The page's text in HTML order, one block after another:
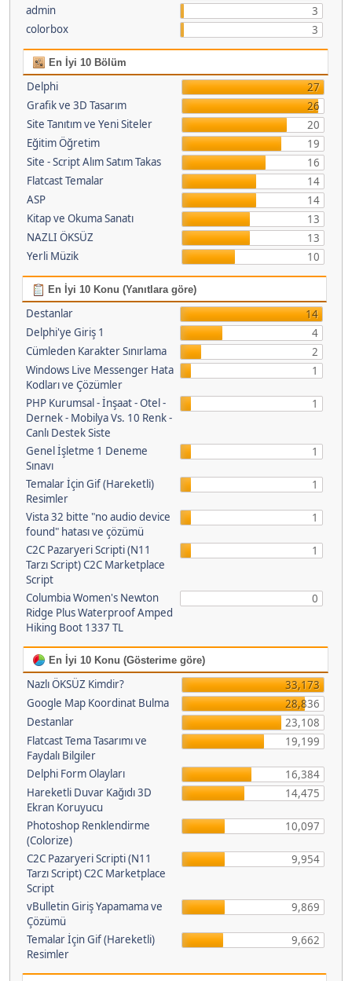
admin
3
colorbox
3
En İyi 10 Bölüm
Delphi
27
Grafik ve 3D Tasarım
26
Site Tanıtım ve Yeni Siteler
20
Eğitim Öğretim
19
Site - Script Alım Satım Takas
16
Flatcast Temalar
14
ASP
14
Kitap ve Okuma Sanatı
13
NAZLI ÖKSÜZ
13
Yerli Müzik
10
En İyi 10 Konu (Yanıtlara göre)
Destanlar
14
Delphi'ye Giriş 1
4
Cümleden Karakter Sınırlama
2
Windows Live Messenger Hata
Kodları ve Çözümler
1
PHP Kurumsal - İnşaat - Otel -
Dernek - Mobilya Vs. 10 Renk -
Canlı Destek Siste
1
Genel İşletme 1 Deneme
Sınavı
1
Temalar İçin Gif (Hareketli)
Resimler
1
Vista 32 bitte "no audio device
found" hatası ve çözümü
1
C2C Pazaryeri Scripti (N11
Tarzı Script) C2C Marketplace
Script
1
Columbia Women's Newton
Ridge Plus Waterproof Amped
Hiking Boot 1337 TL
0
En İyi 10 Konu (Gösterime göre)
Nazlı ÖKSÜZ Kimdir?
33,173
Google Map Koordinat Bulma
28,836
Destanlar
23,108
Flatcast Tema Tasarımı ve
Faydalı Bilgiler
19,199
Delphi Form Olayları
16,384
Hareketli Duvar Kağıdı 3D
Ekran Koruyucu
14,475
Photoshop Renklendirme
(Colorize)
10,097
C2C Pazaryeri Scripti (N11
Tarzı Script) C2C Marketplace
Script
9,954
vBulletin Giriş Yapamama ve
Çözümü
9,869
Temalar İçin Gif (Hareketli)
Resimler
9,662